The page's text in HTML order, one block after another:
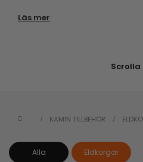
Läs mer
Scrolla
KAMIN TILLBEHÖR
Alla Eldkorgar